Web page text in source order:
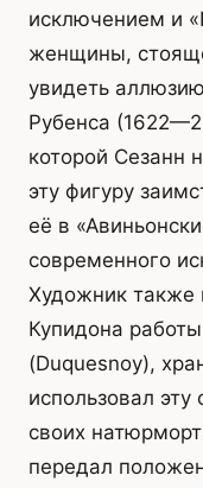
исключением и
женщины,
увидеть
Рубенса
которой Сезанн
эту фигуру
её в
современного
Художник также
Купидона
(Duquesnoy),
использовал эту
своих
передал